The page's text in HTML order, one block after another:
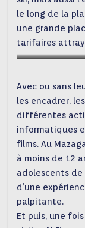
le long de la
une grande
tarifaires
Avec ou sans
les encadrer,
différentes
informatiques
films. Au
à moins de 12
adolescents
d’une
palpitante.
Et puis, une